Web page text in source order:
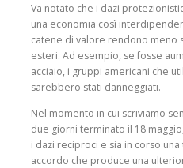
Va notato che i dazi
una economia così
catene di valore rendono meno
esteri. Ad esempio, se fosse
acciaio, i gruppi americani che
sarebbero stati danneggiati.
Nel momento in cui scriviamo
due giorni terminato il 18
i dazi reciproci e sia in corso
accordo che produce una